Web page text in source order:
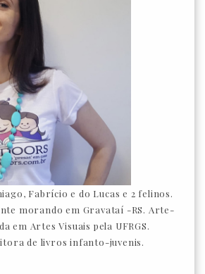
Fabrício e do Lucas e 2 felinos.
morando em Gravataí -RS. Arte-
em Artes Visuais pela UFRGS.
de livros infanto-juvenis.